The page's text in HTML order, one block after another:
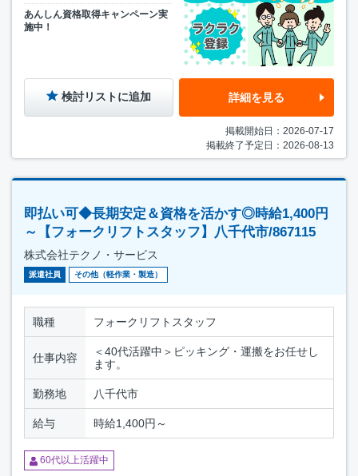
あんしん資格取得キャンペーン実
施中！
検討リストに追加 詳細を見る
掲載開始日：2026-07-17
掲載終了予定日：2026-08-13
即払い可◆長期安定＆資格を活かす◎時給1,400円
～【フォークリフトスタッフ】八千代市/867115
株式会社テクノ・サービス
派遣社員 その他（軽作業・製造）
職種 フォークリフトスタッフ
仕事内容
＜40代活躍中＞ピッキング・運搬をお任せし
ます。
勤務地 八千代市
給与 時給1,400円～
60代以上活躍中